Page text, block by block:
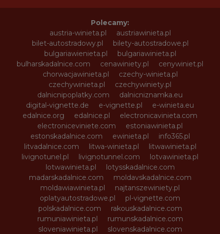
Polecamy:
austria-winieta.pl
austriawinieta.pl
bilet-autostradowy.pl
bilety-autostradowe.pl
bulgariawienieta.pl
bulgariawinieta.pl
bulharskadalnice.com
cenawiniety.pl
cenywiniet.pl
chorwacjawinieta.pl
czechy-winieta.pl
czechywinieta.pl
czechywiniety.pl
dalnicnipoplatky.com
dalnicniznamka.eu
digital-vignette.de
e-vignette.pl
e-winieta.eu
edalnice.org
edalnice.pl
electronicavinieta.com
electroniceviniete.com
estoniawinieta.pl
estonskadalnice.com
ewinieta.pl
info365.pl
litvadalnice.com
litwa-winieta.pl
litwawinieta.pl
livignotunel.pl
livignotunnel.com
lotvawinieta.pl
lotwawinieta.pl
lotysskadalnice.com
madarskadalnice.com
moldavskadalnice.com
moldawiawinieta.pl
najtanszewiniety.pl
oplatyautostradowe.pl
pl-vignette.com
polskadalnice.com
rakouskadalnice.com
rumuniawinieta.pl
rumunskadalnice.com
sloveniawinieta.pl
slovenskadalnice.com